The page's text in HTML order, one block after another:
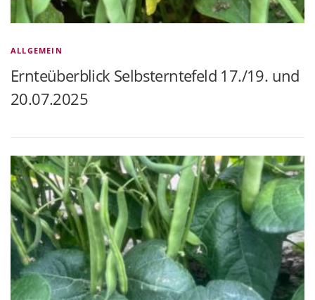
ALLGEMEIN
Ernteüberblick Selbsterntefeld 17./19. und
20.07.2025